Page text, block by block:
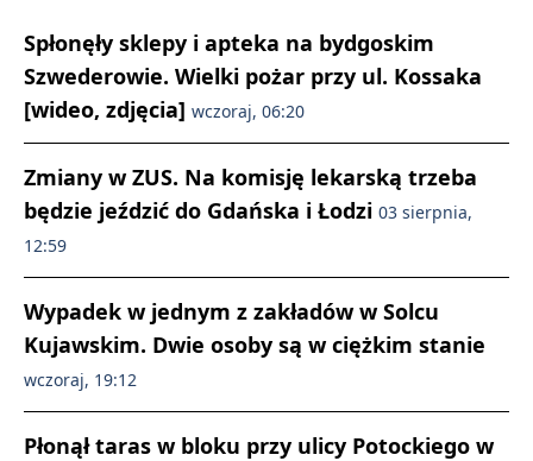
Spłonęły sklepy i apteka na bydgoskim
Szwederowie. Wielki pożar przy ul. Kossaka
[wideo, zdjęcia] wczoraj, 06:20
Zmiany w ZUS. Na komisję lekarską trzeba
będzie jeździć do Gdańska i Łodzi 03 sierpnia,
12:59
Wypadek w jednym z zakładów w Solcu
Kujawskim. Dwie osoby są w ciężkim stanie
wczoraj, 19:12
Płonął taras w bloku przy ulicy Potockiego w